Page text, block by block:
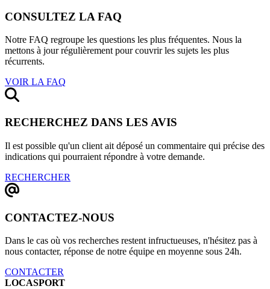
CONSULTEZ LA FAQ
Notre FAQ regroupe les questions les plus fréquentes. Nous la
mettons à jour régulièrement pour couvrir les sujets les plus
récurrents.
VOIR LA FAQ
RECHERCHEZ DANS LES AVIS
Il est possible qu'un client ait déposé un commentaire qui précise des
indications qui pourraient répondre à votre demande.
RECHERCHER
CONTACTEZ-NOUS
Dans le cas où vos recherches restent infructueuses, n'hésitez pas à
nous contacter, réponse de notre équipe en moyenne sous 24h.
CONTACTER
LOCASPORT